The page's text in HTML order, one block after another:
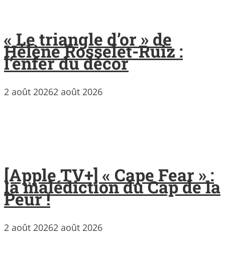
« Le triangle d’or » de
Hélène Rosselet-Ruiz :
l’enfer du décor
2 août 20262 août 2026
[Apple TV+] « Cape Fear » :
la malédiction du Cap de la
Peur !
2 août 20262 août 2026